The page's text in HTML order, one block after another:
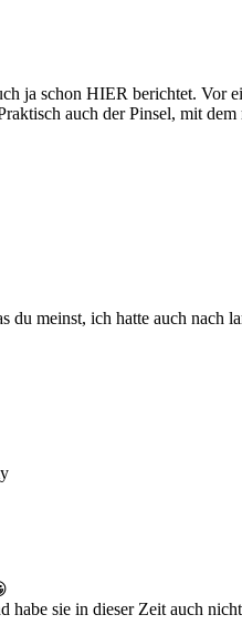
schon HIER berichtet. Vor
auch der Pinsel, mit
meinst, ich hatte auch nach
habe sie in dieser Zeit auch